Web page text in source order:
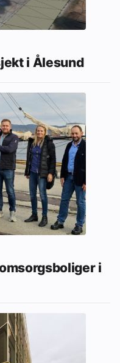
i Ålesund
i